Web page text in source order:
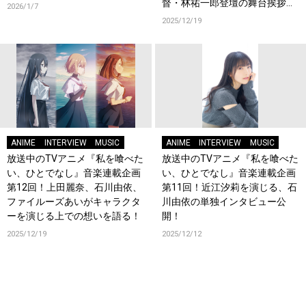
2026/1/7
督・林祐一郎登壇の舞台挨拶決
定！
2025/12/19
ANIME INTERVIEW MUSIC
放送中のTVアニメ『私を喰べた
い、ひとでなし』音楽連載企画
第12回！上田麗奈、石川由依、
ファイルーズあいがキャラクタ
ーを演じる上での想いを語る！
2025/12/19
ANIME INTERVIEW MUSIC
放送中のTVアニメ『私を喰べた
い、ひとでなし』音楽連載企画
第11回！近江汐莉を演じる、石
川由依の単独インタビュー公
開！
2025/12/12